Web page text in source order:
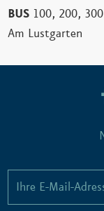
BUS 100, 200, 300
Am Lustgarten